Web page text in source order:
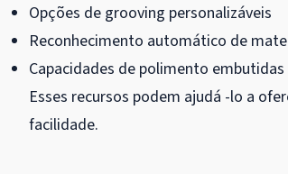
Opções de grooving personalizáveis
Reconhecimento automático de
Capacidades de polimento embutidas
Esses recursos podem ajudá -lo a
facilidade.